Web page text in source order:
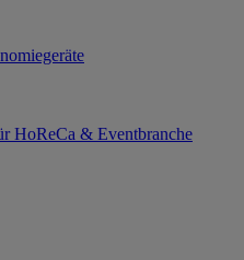
HoReCa & Eventbranche